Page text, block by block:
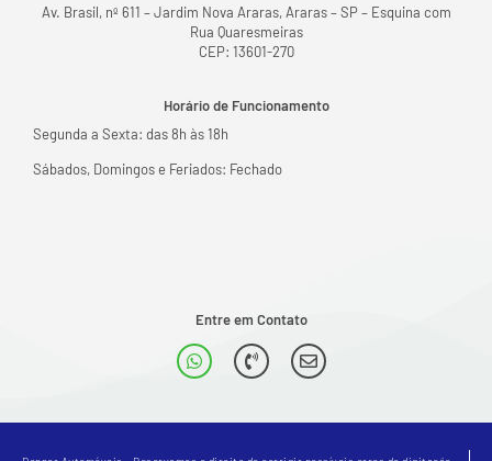
Av. Brasil, nº 611 – Jardim Nova Araras, Araras – SP – Esquina com
Rua Quaresmeiras
CEP: 13601-270
Horário de Funcionamento
Segunda a Sexta: das 8h às 18h
Sábados, Domingos e Feriados: Fechado
Entre em Contato